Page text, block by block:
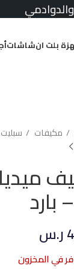
بلت انشاشات
مكيفات سبليت
بارد
ر.س
في المخزون